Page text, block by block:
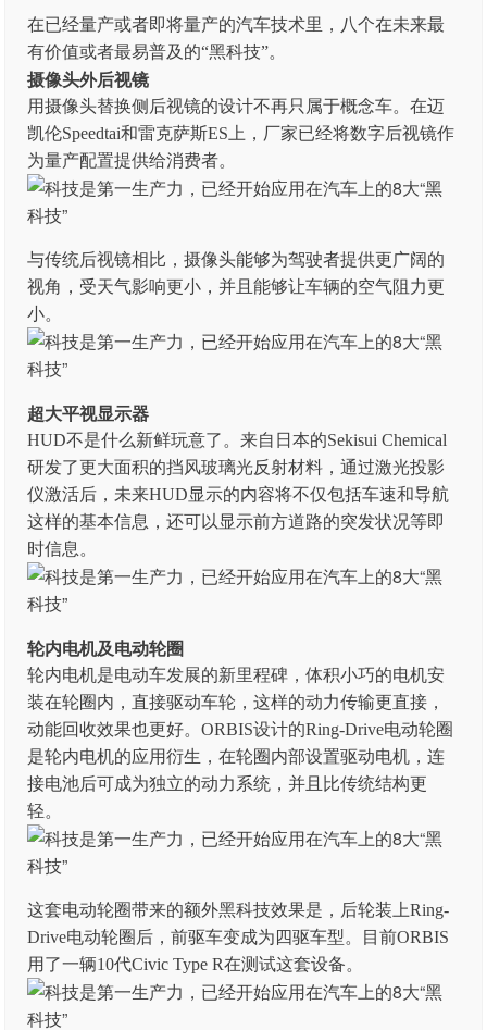
在已经量产或者即将量产的汽车技术里，八个在未来最
有价值或者最易普及的“黑科技”。
摄像头外后视镜
用摄像头替换侧后视镜的设计不再只属于概念车。在迈
凯伦Speedtai和雷克萨斯ES上，厂家已经将数字后视镜作
为量产配置提供给消费者。
与传统后视镜相比，摄像头能够为驾驶者提供更广阔的
视角，受天气影响更小，并且能够让车辆的空气阻力更
小。
超大平视显示器
HUD不是什么新鲜玩意了。来自日本的Sekisui Chemical
研发了更大面积的挡风玻璃光反射材料，通过激光投影
仪激活后，未来HUD显示的内容将不仅包括车速和导航
这样的基本信息，还可以显示前方道路的突发状况等即
时信息。
轮内电机及电动轮圈
轮内电机是电动车发展的新里程碑，体积小巧的电机安
装在轮圈内，直接驱动车轮，这样的动力传输更直接，
动能回收效果也更好。ORBIS设计的Ring-Drive电动轮圈
是轮内电机的应用衍生，在轮圈内部设置驱动电机，连
接电池后可成为独立的动力系统，并且比传统结构更
轻。
这套电动轮圈带来的额外黑科技效果是，后轮装上Ring-
Drive电动轮圈后，前驱车变成为四驱车型。目前ORBIS
用了一辆10代Civic Type R在测试这套设备。